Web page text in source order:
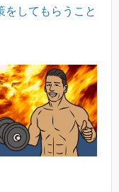
をしてもらうこと